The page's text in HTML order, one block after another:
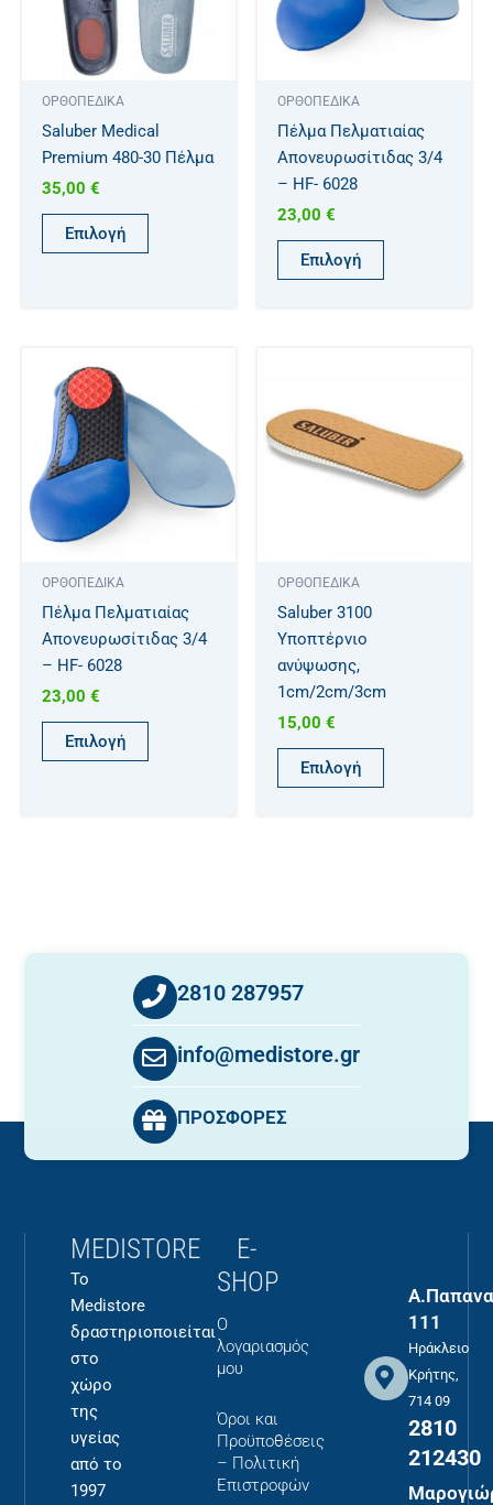
ΟΡΘΟΠΕΔΙΚΑ
Saluber Medical
Premium 480-30 Πέλμα
35,00 €
Επιλογή
παραλλαγές.
Οι
επιλογές
επιλεγούν
στη
προϊόντος
ΟΡΘΟΠΕΔΙΚΑ
Πέλμα Πελματιαίας
Απονευρωσίτιδας 3/4
– HF- 6028
23,00 €
Επιλογή
παραλλαγές.
επιλεγούν
στη
ΟΡΘΟΠΕΔΙΚΑ
Πέλμα Πελματιαίας
Απονευρωσίτιδας 3/4
– HF- 6028
23,00 €
Επιλογή
προϊόν
πολλαπλές
παραλλαγές.
επιλεγούν
στη
ΟΡΘΟΠΕΔΙΚΑ
Saluber 3100
Υποπτέρνιο
ανύψωσης,
1cm/2cm/3cm
15,00 €
Επιλογή
έχει
πολλαπλές
παραλλαγές.
του
2810 287957
info@medistore.gr
ΠΡΟΣΦΟΡΕΣ
MEDISTORE
Το
Medistore
δραστηριοποιείται
στο
χώρο
της
υγείας
από το
1997
E-
SHOP
Ο
λογαριασμός
μου
Όροι και
Προϋποθέσεις
– Πολιτική
Επιστροφών
111
Ηράκλειο
Κρήτης,
714 09
2810
212430